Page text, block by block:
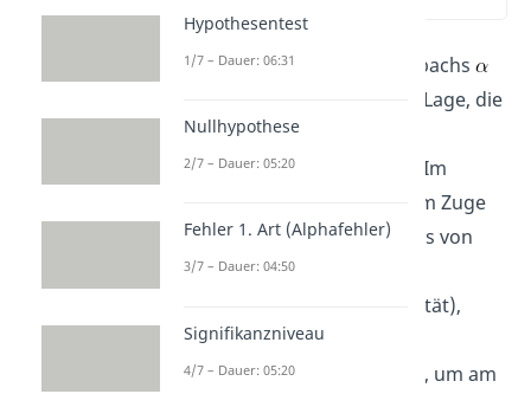
Cronbachs Alpha (auch Cronbachs
) ist in der Lage, die
interne Konsistenz einer
Untersuchung zu beurteilen. Im
Allgemeinen betrachtest du im Zuge
dieser Methode das Verhältnis von
wahren Testwerten
Grundgesamtheit in der Realität),
beobachteten Werten
Stichprobe) und
, um am
Hypothesentest
1/7 – Dauer: 06:31
Nullhypothese
2/7 – Dauer: 05:20
Fehler 1. Art (Alphafehler)
3/7 – Dauer: 04:50
Signifikanzniveau
4/7 – Dauer: 05:20